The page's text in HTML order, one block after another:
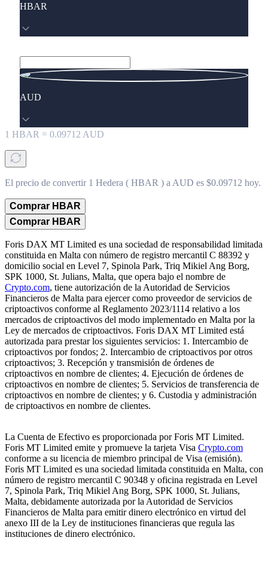
HBAR
AUD
1 HBAR = 0.09712 AUD
El precio de convertir 1 Hedera ( HBAR ) a AUD es $0.09712 hoy.
Comprar HBAR
Comprar HBAR
Foris DAX MT Limited es una sociedad de responsabilidad limitada
constituida en Malta con número de registro mercantil C 88392 y
domicilio social en Level 7, Spinola Park, Triq Mikiel Ang Borg,
SPK 1000, St. Julians, Malta, que opera bajo el nombre de
Crypto.com, tiene autorización de la Autoridad de Servicios
Financieros de Malta para ejercer como proveedor de servicios de
criptoactivos conforme al Reglamento 2023/1114 relativo a los
mercados de criptoactivos del modo implementado en Malta por la
Ley de mercados de criptoactivos. Foris DAX MT Limited está
autorizada para prestar los siguientes servicios: 1. Intercambio de
criptoactivos por fondos; 2. Intercambio de criptoactivos por otros
criptoactivos; 3. Recepción y transmisión de órdenes de
criptoactivos en nombre de clientes; 4. Ejecución de órdenes de
criptoactivos en nombre de clientes; 5. Servicios de transferencia de
criptoactivos en nombre de clientes; y 6. Custodia y administración
de criptoactivos en nombre de clientes.
La Cuenta de Efectivo es proporcionada por Foris MT Limited.
Foris MT Limited emite y promueve la tarjeta Visa Crypto.com
conforme a su licencia de miembro principal de Visa (emisión).
Foris MT Limited es una sociedad limitada constituida en Malta, con
número de registro mercantil C 90348 y oficina registrada en Level
7, Spinola Park, Triq Mikiel Ang Borg, SPK 1000, St. Julians,
Malta, debidamente autorizada por la Autoridad de Servicios
Financieros de Malta para emitir dinero electrónico en virtud del
anexo III de la Ley de instituciones financieras que regula las
instituciones de dinero electrónico.